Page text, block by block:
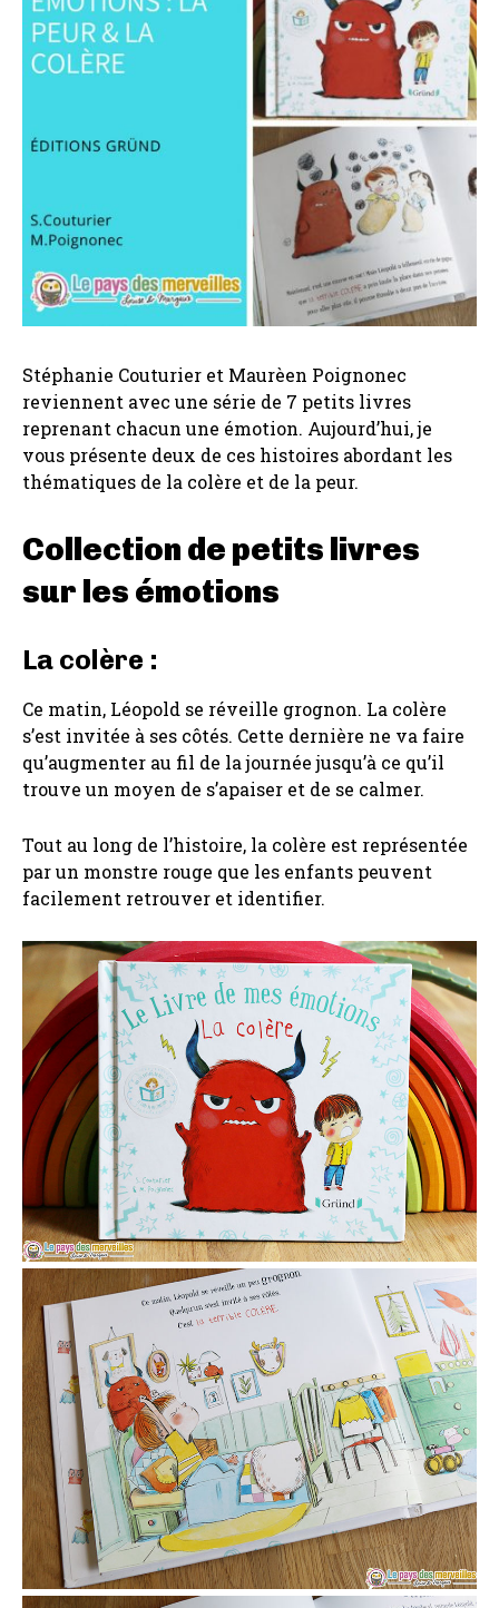
Stéphanie Couturier et Maurèen Poignonec
reviennent avec une série de 7 petits livres
reprenant chacun une émotion. Aujourd’hui, je
vous présente deux de ces histoires abordant les
thématiques de la colère et de la peur.
Collection de petits livres
sur les émotions
La colère :
Ce matin, Léopold se réveille grognon. La colère
s’est invitée à ses côtés. Cette dernière ne va faire
qu’augmenter au fil de la journée jusqu’à ce qu’il
trouve un moyen de s’apaiser et de se calmer.
Tout au long de l’histoire, la colère est représentée
par un monstre rouge que les enfants peuvent
facilement retrouver et identifier.